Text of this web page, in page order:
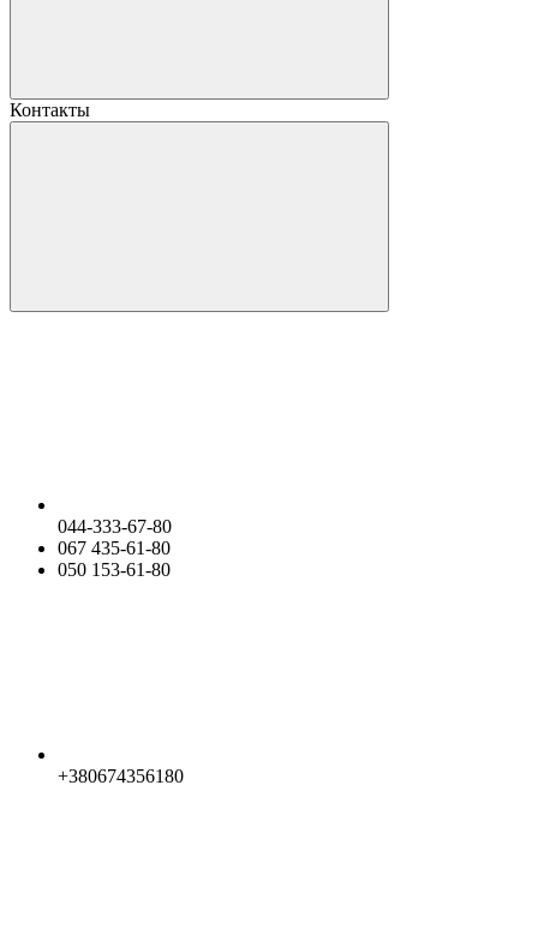
Контакты
044-333-67-80
067 435-61-80
050 153-61-80
+380674356180